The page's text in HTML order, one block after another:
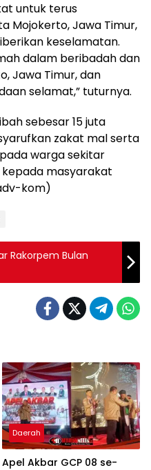
untuk terus
Mojokerto, Jawa Timur,
keselamatan.
dalam beribadah dan
Jawa Timur, dan
selamat,” tuturnya.
sebesar 15 juta
zakat mal serta
warga sekitar
masyarakat
kom)
Rakorpem Bulan
Daerah
Apel Akbar GCP 08 se-